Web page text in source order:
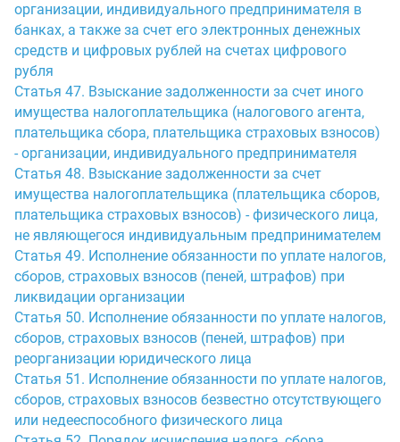
организации, индивидуального предпринимателя в
банках, а также за счет его электронных денежных
средств и цифровых рублей на счетах цифрового
рубля
Статья 47. Взыскание задолженности за счет иного
имущества налогоплательщика (налогового агента,
плательщика сбора, плательщика страховых взносов)
- организации, индивидуального предпринимателя
Статья 48. Взыскание задолженности за счет
имущества налогоплательщика (плательщика сборов,
плательщика страховых взносов) - физического лица,
не являющегося индивидуальным предпринимателем
Статья 49. Исполнение обязанности по уплате налогов,
сборов, страховых взносов (пеней, штрафов) при
ликвидации организации
Статья 50. Исполнение обязанности по уплате налогов,
сборов, страховых взносов (пеней, штрафов) при
реорганизации юридического лица
Статья 51. Исполнение обязанности по уплате налогов,
сборов, страховых взносов безвестно отсутствующего
или недееспособного физического лица